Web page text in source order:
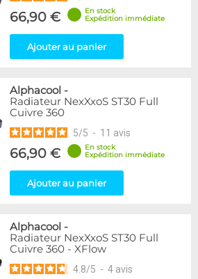
66,90 €
En stock
Expédition immédiate
Ajouter au panier
Alphacool -
Radiateur NexXxoS ST30 Full
Cuivre 360
5/5 - 11 avis
66,90 €
En stock
Expédition immédiate
Ajouter au panier
Alphacool -
Radiateur NexXxoS ST30 Full
Cuivre 360 - XFlow
4.8/5 - 4 avis